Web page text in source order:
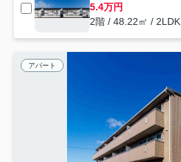
5.4万円
2階 / 48.22㎡ / 2LDK
アパート